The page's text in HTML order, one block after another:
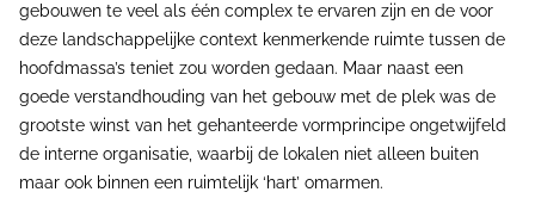
gebouwen te veel als één complex te ervaren zijn en de voor
deze landschappelijke context kenmerkende ruimte tussen de
hoofdmassa’s teniet zou worden gedaan. Maar naast een
goede verstandhouding van het gebouw met de plek was de
grootste winst van het gehanteerde vormprincipe ongetwijfeld
de interne organisatie, waarbij de lokalen niet alleen buiten
maar ook binnen een ruimtelijk ‘hart’ omarmen.